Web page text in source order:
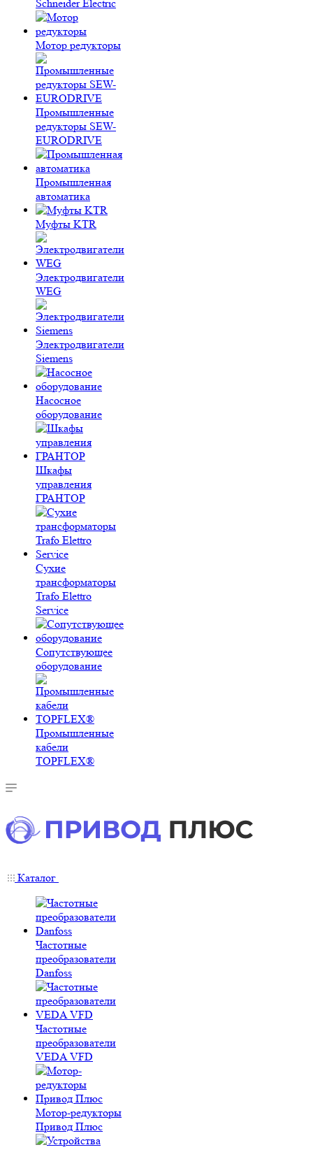
Schneider Electric
Мотор редукторы
Промышленные
редукторы SEW-
EURODRIVE
Промышленная
автоматика
Муфты KTR
Электродвигатели
WEG
Электродвигатели
Siemens
Насосное
оборудование
Шкафы
управления
ГРАНТОР
Сухие
трансформаторы
Trafo Elettro
Service
Сопутствующее
оборудование
Промышленные
кабели
TOPFLEX®
Каталог
Частотные
преобразователи
Danfoss
Частотные
преобразователи
VEDA VFD
Мотор-редукторы
Привод Плюс